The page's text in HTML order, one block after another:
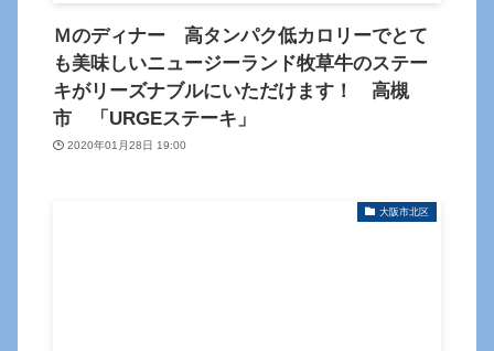
Ｍのディナー 高タンパク低カロリーでとて
も美味しいニュージーランド牧草牛のステー
キがリーズナブルにいただけます！ 高槻
市 「URGEステーキ」
2020年01月28日 19:00
大阪市北区